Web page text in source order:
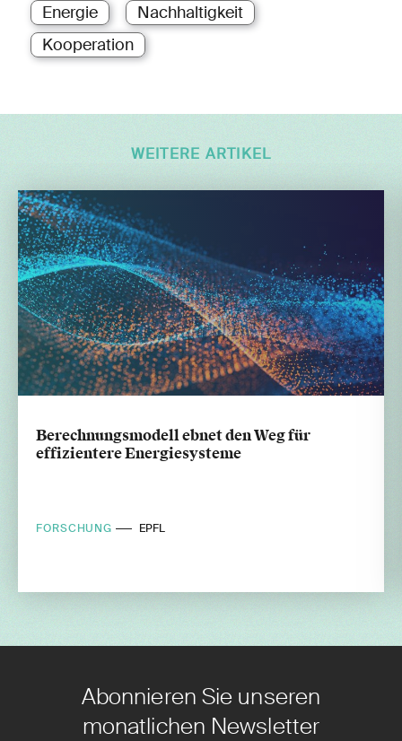
Energie
Nachhaltigkeit
Kooperation
WEITERE ARTIKEL
Berechnungsmodell ebnet den Weg für
effizientere Energiesysteme
FORSCHUNG EPFL
Abonnieren Sie unseren
monatlichen Newsletter